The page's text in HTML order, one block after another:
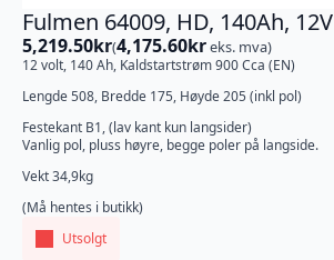
Fulmen 64009, HD, 140Ah, 12V
5,219.50kr(4,175.60kreks. mva)
12 volt, 140 Ah, Kaldstartstrøm 900 Cca (EN)
Lengde 508, Bredde 175, Høyde 205 (inkl pol)
Festekant B1, (lav kant kun langsider)
Vanlig pol, pluss høyre, begge poler på langside.
Vekt 34,9kg
(Må hentes i butikk)
Utsolgt